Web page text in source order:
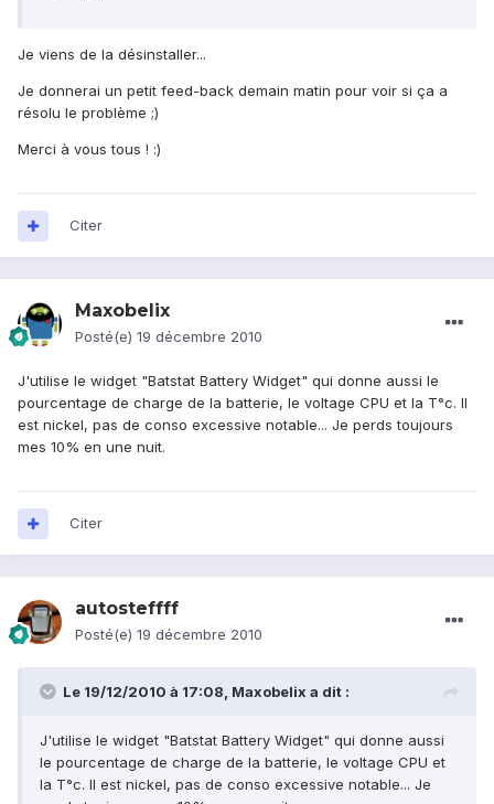
Je viens de la désinstaller...
Je donnerai un petit feed-back demain matin pour voir si ça a
résolu le problème ;)
Merci à vous tous ! :)
Citer
Maxobelix
Posté(e) 19 décembre 2010
J'utilise le widget "Batstat Battery Widget" qui donne aussi le
pourcentage de charge de la batterie, le voltage CPU et la T°c. Il
est nickel, pas de conso excessive notable... Je perds toujours
mes 10% en une nuit.
Citer
autosteffff
Posté(e) 19 décembre 2010
Le 19/12/2010 à 17:08, Maxobelix a dit :
J'utilise le widget "Batstat Battery Widget" qui donne aussi
le pourcentage de charge de la batterie, le voltage CPU et
la T°c. Il est nickel, pas de conso excessive notable... Je